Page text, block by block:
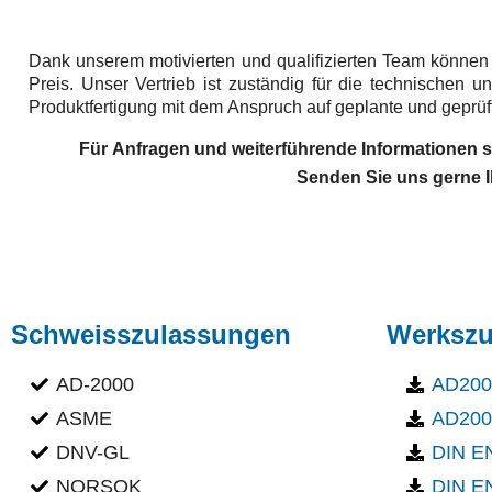
Dank unserem motivierten und qualifizierten Team
Preis. Unser Vertrieb ist zuständig für die technischen
Produktfertigung mit dem Anspruch auf geplante und
Für Anfragen und weiterführende Informationen
Senden Sie uns gerne
Schweisszulassungen
AD-2000
ASME
DNV-GL
NORSOK
DIN
DIN